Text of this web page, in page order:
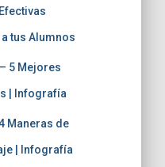
tus Alumnos
5 Mejores
| Infografía
Maneras de
| Infografía